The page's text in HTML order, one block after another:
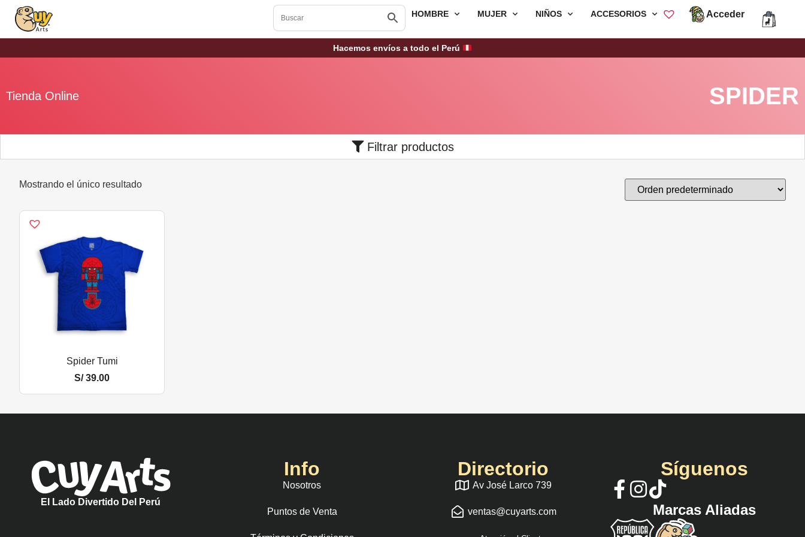
HOMBRE MUJER NIÑOS ACCESORIOS Acceder
Hacemos envíos a todo el Perú
Tienda Online SPIDER
Filtrar productos
Mostrando el único resultado
Spider Tumi
S/39.00
El Lado Divertido Del Perú
Info
Nosotros
Puntos de Venta
Directorio
Av José Larco 739
ventas@cuyarts.com
Síguenos
Marcas Aliadas